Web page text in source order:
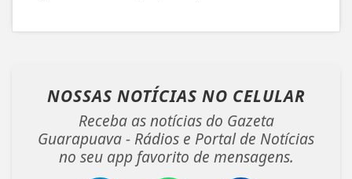
NOSSAS NOTÍCIAS NO CELULAR
Receba as notícias do Gazeta
Guarapuava - Rádios e Portal de Notícias
no seu app favorito de mensagens.